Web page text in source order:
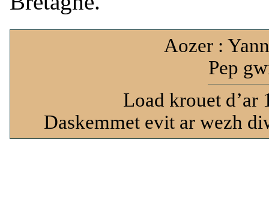
Aozer :
Pep
Load krouet d’ar
Daskemmet evit ar wezh